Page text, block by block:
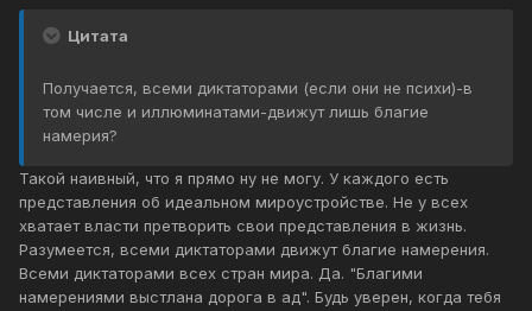
Цитата
Получается, всеми диктаторами (если они не психи)-в
том числе и иллюминатами-движут лишь благие
намерия?
Такой наивный, что я прямо ну не могу. У каждого есть
представления об идеальном мироустройстве. Не у всех
хватает власти претворить свои представления в жизнь.
Разумеется, всеми диктаторами движут благие намерения.
Всеми диктаторами всех стран мира. Да. "Благими
намерениями выстлана дорога в ад". Будь уверен, когда тебя